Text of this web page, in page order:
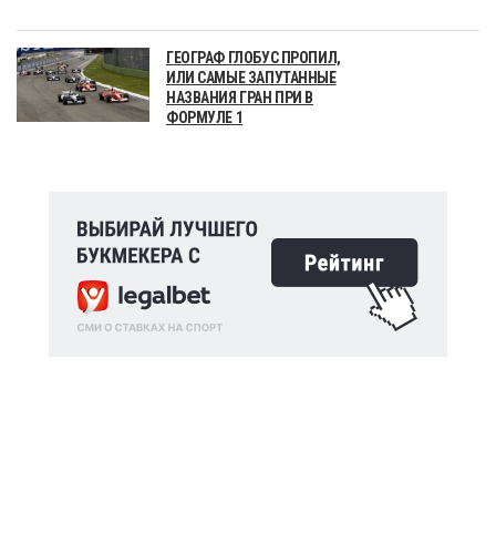
ГЕОГРАФ ГЛОБУС ПРОПИЛ,
ИЛИ САМЫЕ ЗАПУТАННЫЕ
НАЗВАНИЯ ГРАН ПРИ В
ФОРМУЛЕ 1